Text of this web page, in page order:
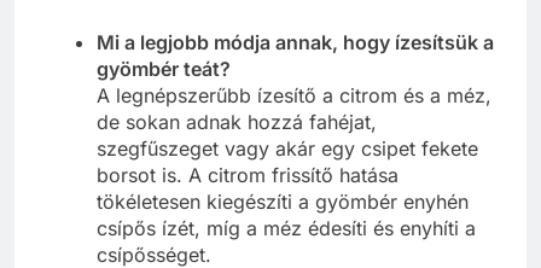
Mi a legjobb módja annak, hogy ízesítsük a
gyömbér teát?
A legnépszerűbb ízesítő a citrom és a méz,
de sokan adnak hozzá fahéjat,
szegfűszeget vagy akár egy csipet fekete
borsot is. A citrom frissítő hatása
tökéletesen kiegészíti a gyömbér enyhén
csípős ízét, míg a méz édesíti és enyhíti a
csípősséget.